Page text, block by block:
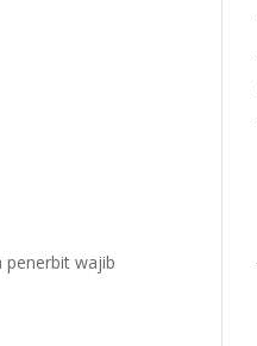
penerbit wajib